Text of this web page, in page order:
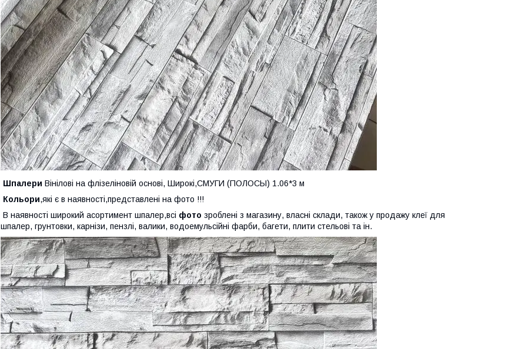
Шпалери Вінілові на флізеліновій основі, Широкі,СМУГИ (ПОЛОСЫ) 1.06*3 м
Кольори,які є в наявності,представлені на фото !!!
В наявності широкий асортимент шпалер,всі фото зроблені з магазину, власні склади, також у продажу клеї для
шпалер, грунтовки, карнізи, пензлі, валики, водоемульсійні фарби, багети, плити стельові та ін.